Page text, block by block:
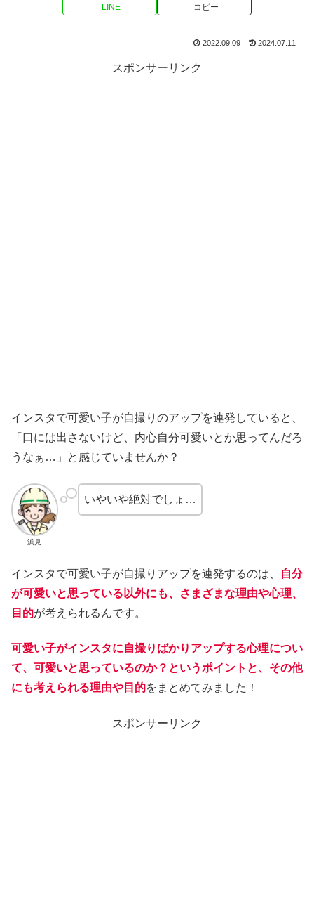
LINE コピー
2022.09.09 2024.07.11
スポンサーリンク
インスタで可愛い子が自撮りのアップを連発していると、
「口には出さないけど、内心自分可愛いとか思ってんだろ
うなぁ…」と感じていませんか？
浜見
いやいや絶対でしょ…
インスタで可愛い子が自撮りアップを連発するのは、
自分
が可愛いと思っている以外にも、さまざまな理由や心理、
目的が考えられるんです。
可愛い子がインスタに自撮りばかりアップする心理につい
て、可愛いと思っているのか？というポイントと、その他
にも考えられる理由や目的をまとめてみました！
スポンサーリンク